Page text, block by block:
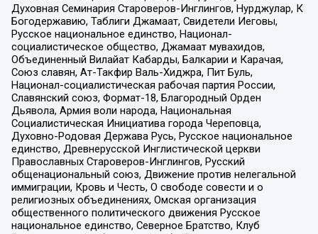
Духовная Семинария Староверов-Инглингов, Нурджулар, К
Богодержавию, Таблиги Джамаат, Свидетели Иеговы,
Русское национальное единство, Национал-
социалистическое общество, Джамаат мувахидов,
Объединенный Вилайат Кабарды, Балкарии и Карачая,
Союз славян, Ат-Такфир Валь-Хиджра, Пит Буль,
Национал-социалистическая рабочая партия России,
Славянский союз, Формат-18, Благородный Орден
Дьявола, Армия воли народа, Национальная
Социалистическая Инициатива города Череповца,
Духовно-Родовая Держава Русь, Русское национальное
единство, Древнерусской Инглистической церкви
Православных Староверов-Инглингов, Русский
общенациональный союз, Движение против нелегальной
иммиграции, Кровь и Честь, О свободе совести и о
религиозных объединениях, Омская организация
общественного политического движения Русское
национальное единство, Северное Братство, Клуб